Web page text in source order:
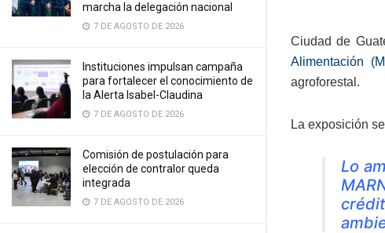
marcha la delegación nacional
7 DE AGOSTO DE 2026
Instituciones impulsan campaña
para fortalecer el conocimiento de
la Alerta Isabel-Claudina
7 DE AGOSTO DE 2026
Comisión de postulación para
elección de contralor queda
integrada
7 DE AGOSTO DE 2026
Ciudad de
Alimentación
agroforestal.
La exposición
Lo